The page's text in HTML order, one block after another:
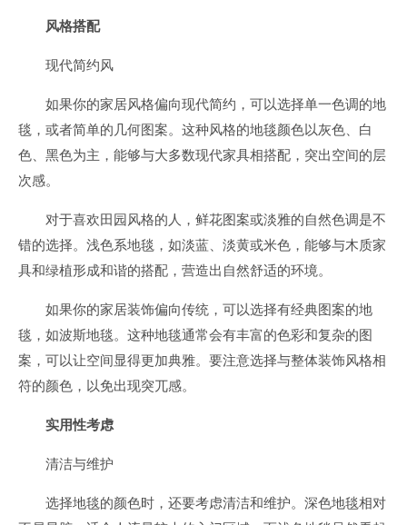
风格搭配
现代简约风
如果你的家居风格偏向现代简约，可以选择单一色调的地
毯，或者简单的几何图案。这种风格的地毯颜色以灰色、白
色、黑色为主，能够与大多数现代家具相搭配，突出空间的层
次感。
对于喜欢田园风格的人，鲜花图案或淡雅的自然色调是不
错的选择。浅色系地毯，如淡蓝、淡黄或米色，能够与木质家
具和绿植形成和谐的搭配，营造出自然舒适的环境。
如果你的家居装饰偏向传统，可以选择有经典图案的地
毯，如波斯地毯。这种地毯通常会有丰富的色彩和复杂的图
案，可以让空间显得更加典雅。要注意选择与整体装饰风格相
符的颜色，以免出现突兀感。
实用性考虑
清洁与维护
选择地毯的颜色时，还要考虑清洁和维护。深色地毯相对